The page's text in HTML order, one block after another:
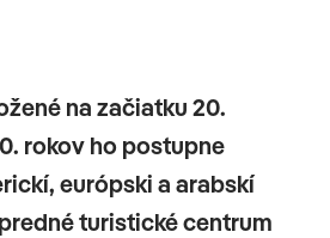
na začiatku 20.
rokov ho postupne
európski a arabskí
turistické centrum